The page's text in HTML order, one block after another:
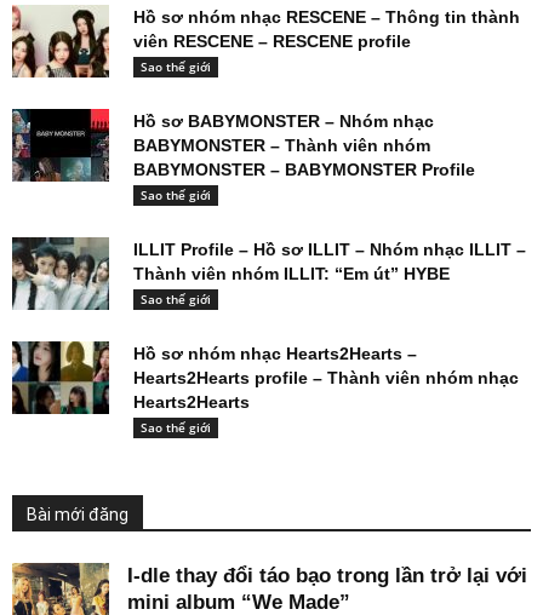
Hồ sơ nhóm nhạc RESCENE – Thông tin thành
viên RESCENE – RESCENE profile
Sao thế giới
Hồ sơ BABYMONSTER – Nhóm nhạc
BABYMONSTER – Thành viên nhóm
BABYMONSTER – BABYMONSTER Profile
Sao thế giới
ILLIT Profile – Hồ sơ ILLIT – Nhóm nhạc ILLIT –
Thành viên nhóm ILLIT: “Em út” HYBE
Sao thế giới
Hồ sơ nhóm nhạc Hearts2Hearts –
Hearts2Hearts profile – Thành viên nhóm nhạc
Hearts2Hearts
Sao thế giới
Bài mới đăng
I-dle thay đổi táo bạo trong lần trở lại với
mini album “We Made”